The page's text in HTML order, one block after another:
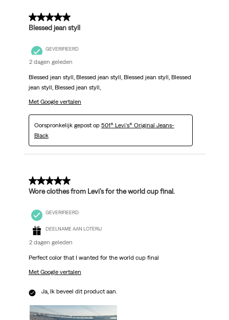
5 van 5 sterren.
Blessed jean styll
GEVERIFIEERD
2 dagen geleden
Blessed jean styll, Blessed jean styll, Blessed jean styll, Blessed
jean styll, Blessed jean styll,
Met Google vertalen
Oorspronkelijk gepost op 501® Levi's® Original Jeans-
Black
5 van 5 sterren.
Wore clothes from Levi’s for the world cup final.
GEVERIFIEERD
DEELNAME AAN LOTERIJ
2 dagen geleden
Perfect color that I wanted for the world cup final
Met Google vertalen
Ja, Ik beveel dit product aan.